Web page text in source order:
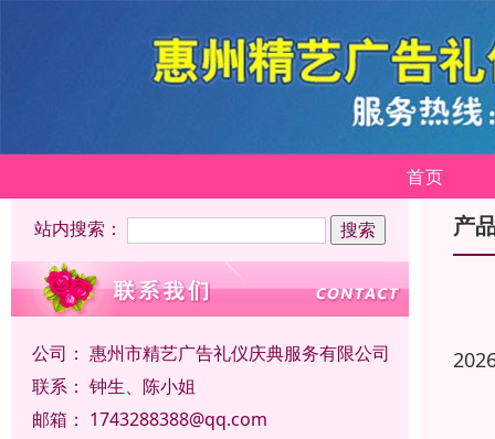
首页
站内搜索：
公司： 惠州市精艺广告礼仪庆典服务有限公司
联系： 钟生、陈小姐
邮箱： 1743288388@qq.com
产